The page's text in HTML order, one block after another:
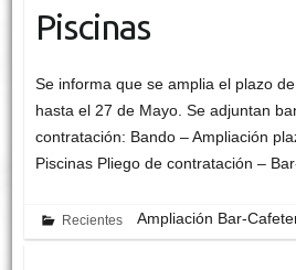
Piscinas
Se informa que se amplia el plazo
hasta el 27 de Mayo. Se adjuntan
contratación: Bando – Ampliación
Piscinas Pliego de contratación –
Recientes Ampliación Bar-